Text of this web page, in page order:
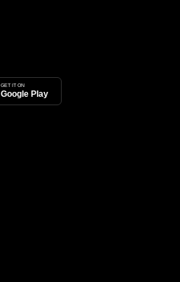
GET IT ON
Google Play